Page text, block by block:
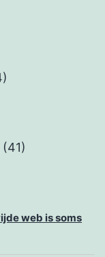
(41)
web is soms